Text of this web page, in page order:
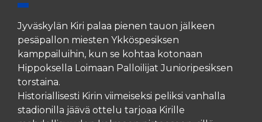
Jyväskylän Kiri palaa pienen tauon jälkeen
pesäpallon miesten Ykköspesiksen
kamppailuihin, kun se kohtaa kotonaan
Hippoksella Loimaan Palloilijat Junioripesiksen
torstaina.
Historiallisesti Kirin viimeiseksi peliksi vanhalla
stadionilla jäävä ottelu tarjoaa Kirille